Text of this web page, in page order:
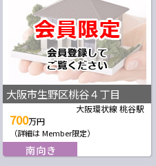
大阪市生野区桃谷４丁目
大阪環状線 桃谷駅
700万円
（詳細は Member限定）